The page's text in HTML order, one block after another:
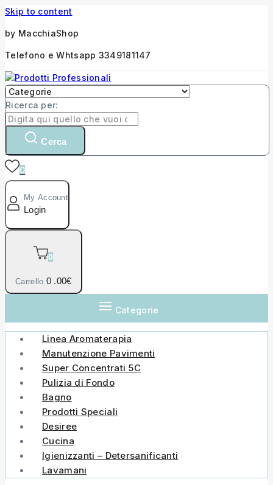
Skip to content
by MacchiaShop
Telefono e Whtsapp 3349181147
Ricerca per:
Cerca
0
My Account
Login
0
Carrello 0 .00€
Categorie
Linea Aromaterapia
Manutenzione Pavimenti
Super Concentrati 5C
Pulizia di Fondo
Bagno
Prodotti Speciali
Desiree
Cucina
Igienizzanti – Detersanificanti
Lavamani